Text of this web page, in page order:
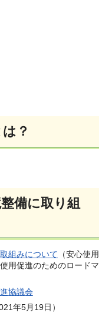
？
備に取り組
組みについて （安心使用
用促進のためのロードマ
協議会
年5月19日）